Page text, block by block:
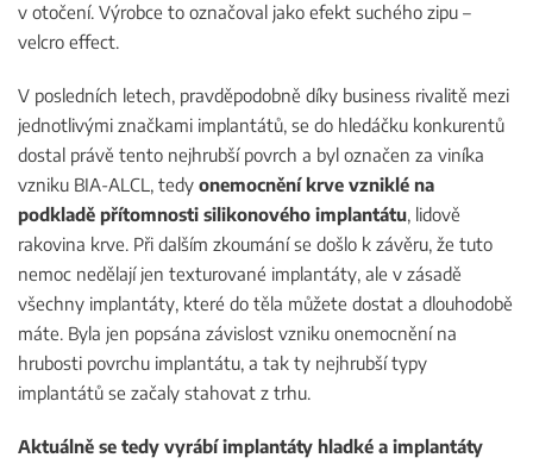
v otočení. Výrobce to označoval jako efekt suchého zipu –
velcro effect.
V posledních letech, pravděpodobně díky business rivalitě mezi
jednotlivými značkami implantátů, se do hledáčku konkurentů
dostal právě tento nejhrubší povrch a byl označen za viníka
vzniku BIA-ALCL, tedy onemocnění krve vzniklé na
podkladě přítomnosti silikonového implantátu, lidově
rakovina krve. Při dalším zkoumání se došlo k závěru, že tuto
nemoc nedělají jen texturované implantáty, ale v zásadě
všechny implantáty, které do těla můžete dostat a dlouhodobě
máte. Byla jen popsána závislost vzniku onemocnění na
hrubosti povrchu implantátu, a tak ty nejhrubší typy
implantátů se začaly stahovat z trhu.
Aktuálně se tedy vyrábí implantáty hladké a implantáty